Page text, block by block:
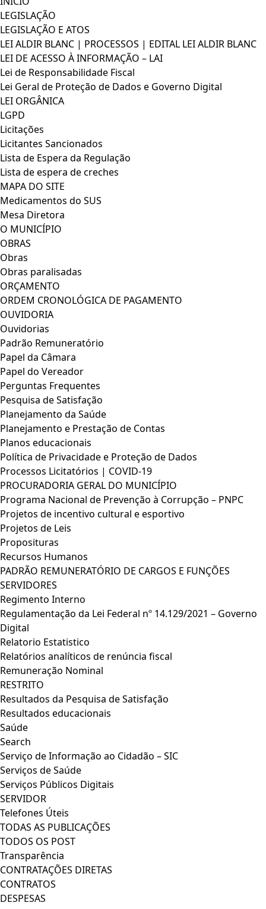
LEGISLAÇÃO
LEGISLAÇÃO E ATOS
LEI ALDIR BLANC | PROCESSOS | EDITAL LEI ALDIR BLANC
LEI DE ACESSO À INFORMAÇÃO – LAI
Lei de Responsabilidade Fiscal
Lei Geral de Proteção de Dados e Governo Digital
LEI ORGÂNICA
LGPD
Licitações
Licitantes Sancionados
Lista de Espera da Regulação
Lista de espera de creches
MAPA DO SITE
Medicamentos do SUS
Mesa Diretora
O MUNICÍPIO
OBRAS
Obras
Obras paralisadas
ORÇAMENTO
ORDEM CRONOLÓGICA DE PAGAMENTO
OUVIDORIA
Ouvidorias
Padrão Remuneratório
Papel da Câmara
Papel do Vereador
Perguntas Frequentes
Pesquisa de Satisfação
Planejamento da Saúde
Planejamento e Prestação de Contas
Planos educacionais
Política de Privacidade e Proteção de Dados
Processos Licitatórios | COVID-19
PROCURADORIA GERAL DO MUNICÍPIO
Programa Nacional de Prevenção à Corrupção – PNPC
Projetos de incentivo cultural e esportivo
Projetos de Leis
Proposituras
Recursos Humanos
PADRÃO REMUNERATÓRIO DE CARGOS E FUNÇÕES
SERVIDORES
Regimento Interno
Regulamentação da Lei Federal nº 14.129/2021 – Governo
Digital
Relatorio Estatistico
Relatórios analíticos de renúncia fiscal
Remuneração Nominal
RESTRITO
Resultados da Pesquisa de Satisfação
Resultados educacionais
Saúde
Search
Serviço de Informação ao Cidadão – SIC
Serviços de Saúde
Serviços Públicos Digitais
SERVIDOR
Telefones Úteis
TODAS AS PUBLICAÇÕES
TODOS OS POST
Transparência
CONTRATAÇÕES DIRETAS
CONTRATOS
DESPESAS